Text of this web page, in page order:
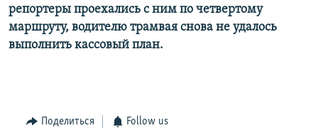
ТОҶИКӢ
TÜRKMENÇE
Все сайты РСЕ/РС
репортеры проехались с ним по четвертому
маршруту, водителю трамвая снова не удалось
выполнить кассовый план.
Поделиться Follow us